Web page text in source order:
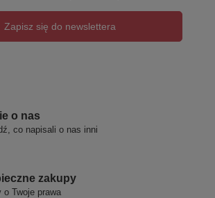
Zapisz się do newslettera
o nas
co napisali o nas inni
zakupy
o Twoje prawa